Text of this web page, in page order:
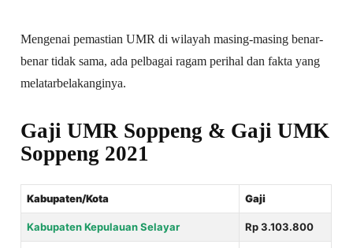
Mengenai pemastian UMR di wilayah masing-masing benar-
benar tidak sama, ada pelbagai ragam perihal dan fakta yang
melatarbelakanginya.
Gaji UMR Soppeng & Gaji UMK
Soppeng 2021
Kabupaten/Kota Gaji
Kabupaten Kepulauan Selayar Rp 3.103.800